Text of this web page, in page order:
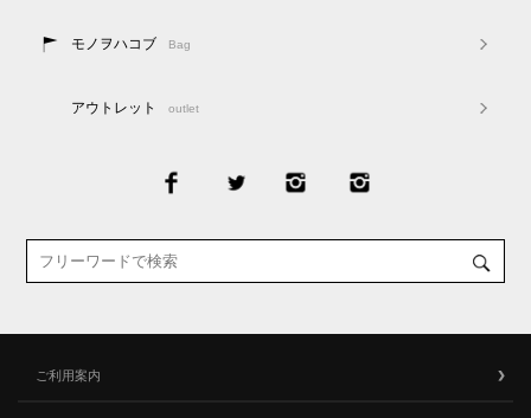
モノヲハコブ Bag
アウトレット outlet
ご利用案内